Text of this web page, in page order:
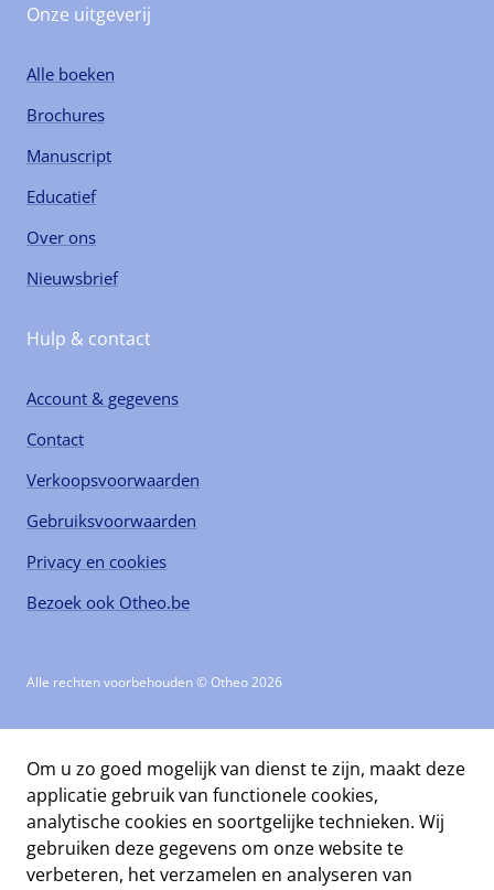
Onze uitgeverij
Alle boeken
Brochures
Manuscript
Educatief
Over ons
Nieuwsbrief
Hulp & contact
Account & gegevens
Contact
Verkoopsvoorwaarden
Gebruiksvoorwaarden
Privacy en cookies
Bezoek ook Otheo.be
Alle rechten voorbehouden © Otheo 2026
Om u zo goed mogelijk van dienst te zijn, maakt deze
applicatie gebruik van functionele cookies,
analytische cookies en soortgelijke technieken. Wij
gebruiken deze gegevens om onze website te
verbeteren, het verzamelen en analyseren van